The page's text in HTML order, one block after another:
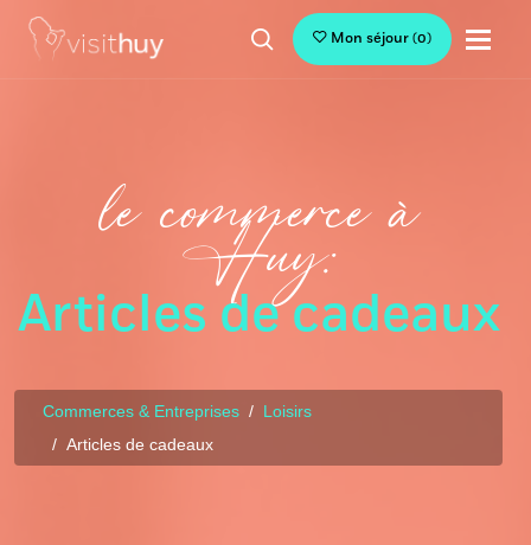
Mon séjour(0)
le commerce à
Huy:
Articles de cadeaux
Commerces & Entreprises
Loisirs
Articles de cadeaux